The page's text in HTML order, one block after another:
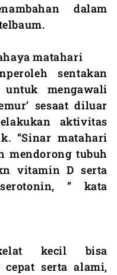
dalam
matahari
sentakan
mengawali
sesaat diluar
aktivitas
“Sinar matahari
mendorong tubuh
vitamin D serta
” kata
kecil bisa
serta alami,